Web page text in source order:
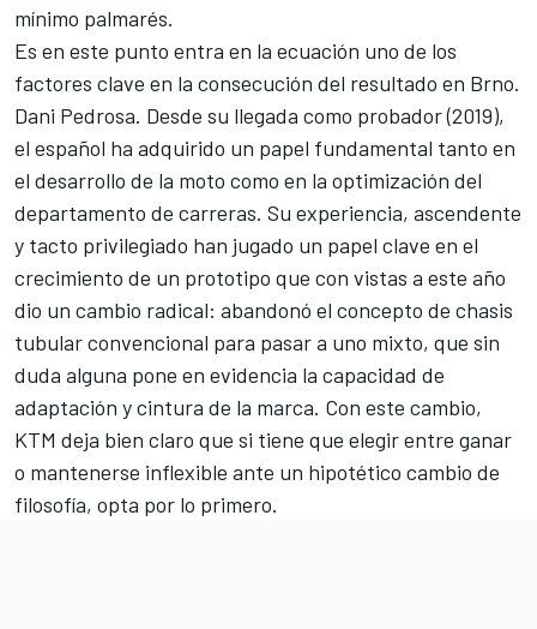
mínimo palmarés.
Es en este punto entra en la ecuación uno de los
factores clave en la consecución del resultado en Brno.
Dani Pedrosa. Desde su llegada como probador (2019),
el español ha adquirido un papel fundamental tanto en
el desarrollo de la moto como en la optimización del
departamento de carreras. Su experiencia, ascendente
y tacto privilegiado han jugado un papel clave en el
crecimiento de un prototipo que con vistas a este año
dio un cambio radical: abandonó el concepto de chasis
tubular convencional para pasar a uno mixto, que sin
duda alguna pone en evidencia la capacidad de
adaptación y cintura de la marca. Con este cambio,
KTM deja bien claro que si tiene que elegir entre ganar
o mantenerse inflexible ante un hipotético cambio de
filosofía, opta por lo primero.